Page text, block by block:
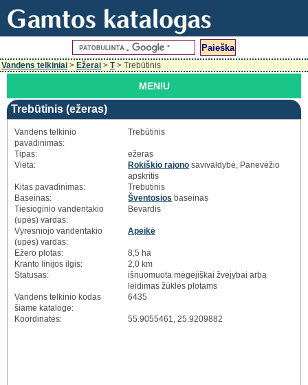
Vandens telkiniai > Ežerai > T> Trebūtinis
MENIU
Trebūtinis (ežeras)
Vandens telkinio
pavadinimas:
Trebūtinis
Tipas:
ežeras
Vieta:
Rokiškio rajono savivaldybė, Panevėžio
apskritis
Kitas pavadinimas:
Trebutinis
Baseinas:
Šventosios baseinas
Tiesioginio vandentakio
(upės) vardas:
Bevardis
Vyresniojo vandentakio
(upės) vardas:
Apeikė
Ežero plotas:
8,5 ha
Kranto linijos ilgis:
2,0 km
Statusas:
išnuomuota mėgėjiškai žvejybai arba
leidimas žūklės plotams
Vandens telkinio kodas
šiame kataloge:
6435
Koordinatės: 55.9055461, 25.9209882